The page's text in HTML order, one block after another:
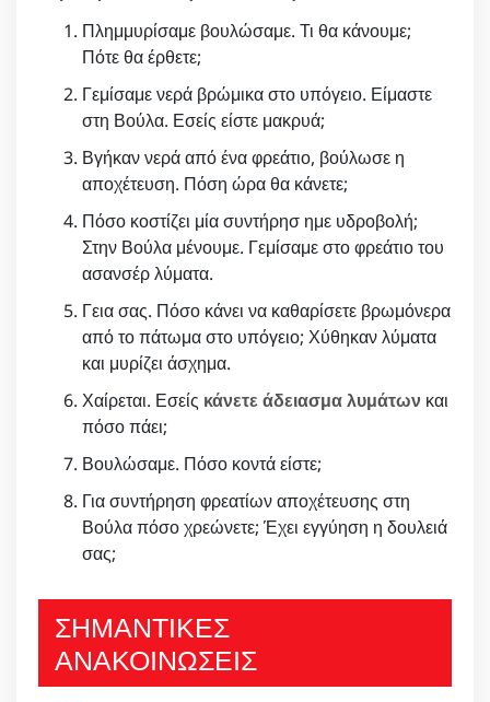
Πλημμυρίσαμε βουλώσαμε. Τι θα κάνουμε;
Πότε θα έρθετε;
Γεμίσαμε νερά βρώμικα στο υπόγειο. Είμαστε
στη Βούλα. Εσείς είστε μακρυά;
Βγήκαν νερά από ένα φρεάτιο, βούλωσε η
αποχέτευση. Πόση ώρα θα κάνετε;
Πόσο κοστίζει μία συντήρησ ημε υδροβολή;
Στην Βούλα μένουμε. Γεμίσαμε στο φρεάτιο του
ασανσέρ λύματα.
Γεια σας. Πόσο κάνει να καθαρίσετε βρωμόνερα
από το πάτωμα στο υπόγειο; Χύθηκαν λύματα
και μυρίζει άσχημα.
Χαίρεται. Εσείς κάνετε άδειασμα λυμάτων και
πόσο πάει;
Βουλώσαμε. Πόσο κοντά είστε;
Για συντήρηση φρεατίων αποχέτευσης στη
Βούλα πόσο χρεώνετε; Έχει εγγύηση η δουλειά
σας;
ΣΗΜΑΝΤΙΚΕΣ
ΑΝΑΚΟΙΝΩΣΕΙΣ